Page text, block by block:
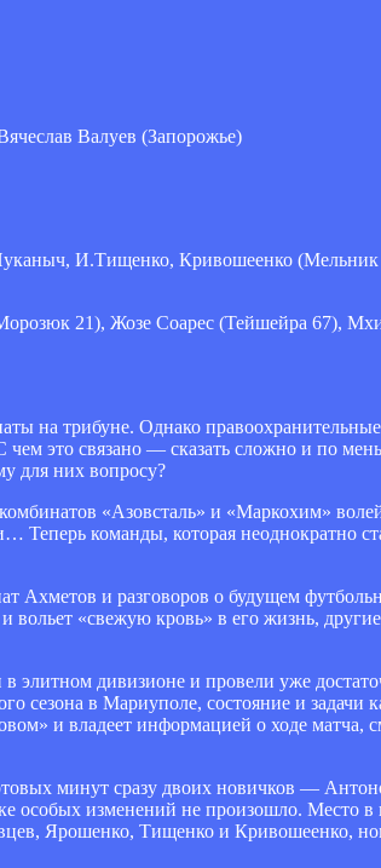
Валуев (Запорожье)
И.Тищенко, Кривошеенко
21), Жозе Соарес (Тейшейра 67),
на трибуне. Однако
это связано — сказать сложно и по
для них вопросу?
«Азовсталь» и «Маркохим»
Теперь команды, которая неоднократно
Ахметов и разговоров о будущем
вольет «свежую кровь» в его жизнь,
дивизионе и провели уже
сезона в Мариуполе, состояние и задачи
и владеет информацией о ходе матча,
минут сразу двоих новичков —
особых изменений не произошло. Место в
Ярошенко, Тищенко и Кривошеенко,